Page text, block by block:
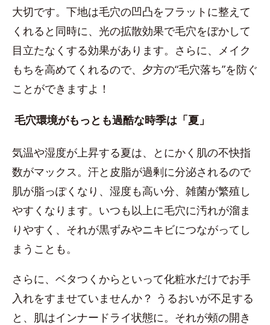
大切です。下地は毛穴の凹凸をフラットに整えて
くれると同時に、光の拡散効果で毛穴をぼかして
目立たなくする効果があります。さらに、メイク
もちを高めてくれるので、夕方の“毛穴落ち”を防ぐ
ことができますよ！
毛穴環境がもっとも過酷な時季は「夏」
気温や湿度が上昇する夏は、とにかく肌の不快指
数がマックス。汗と皮脂が過剰に分泌されるので
肌が脂っぽくなり、湿度も高い分、雑菌が繁殖し
やすくなります。いつも以上に毛穴に汚れが溜ま
りやすく、それが黒ずみやニキビにつながってし
まうことも。
さらに、ベタつくからといって化粧水だけでお手
入れをすませていませんか？ うるおいが不足する
と、肌はインナードライ状態に。それが頰の開き